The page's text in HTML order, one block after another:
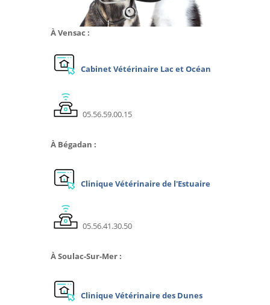
À Vensac :
Cabinet Vétérinaire Lac et Océan
05.56.59.00.15
À Bégadan :
Clinique Vétérinaire de l'Estuaire
05.56.41.30.50
À Soulac-Sur-Mer :
Clinique Vétérinaire des Dunes